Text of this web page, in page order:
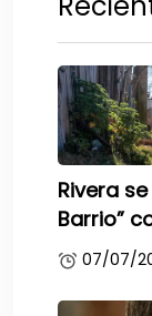
Rivera
Barrio”
07/07/